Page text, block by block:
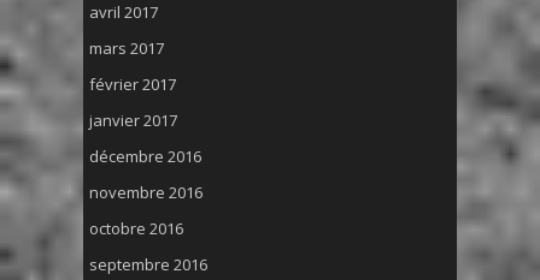
avril 2017
mars 2017
février 2017
janvier 2017
décembre 2016
novembre 2016
octobre 2016
septembre 2016